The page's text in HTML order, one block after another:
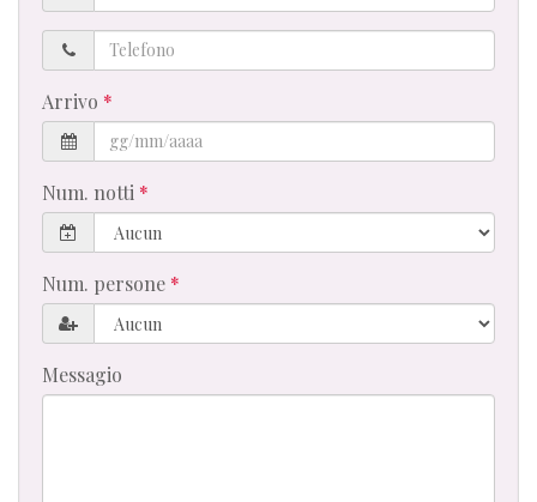
Telefono
Arrivo
Num. notti
Num. persone
Messagio